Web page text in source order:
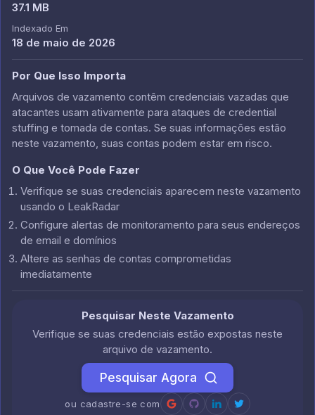
37.1 MB
Indexado Em
18 de maio de 2026
Por Que Isso Importa
Arquivos de vazamento contêm credenciais vazadas que
atacantes usam ativamente para ataques de credential
stuffing e tomada de contas. Se suas informações estão
neste vazamento, suas contas podem estar em risco.
O Que Você Pode Fazer
Verifique se suas credenciais aparecem neste vazamento
usando o LeakRadar
Configure alertas de monitoramento para seus endereços
de email e domínios
Altere as senhas de contas comprometidas
imediatamente
Pesquisar Neste Vazamento
Verifique se suas credenciais estão expostas neste
arquivo de vazamento.
Pesquisar Agora
ou cadastre-se com